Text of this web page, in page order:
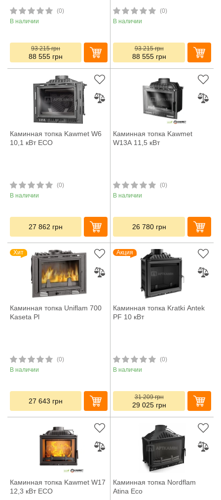
(0)
В наличии
93 215грн
88 555 грн
(0)
В наличии
93 215грн
88 555 грн
Каминная топка Kawmet W6
10,1 кВт ECO
(0)
В наличии
27 862 грн
Каминная топка Kawmet
W13A 11,5 кВт
(0)
В наличии
26 780 грн
Хит
Каминная топка Uniflam 700
Kaseta Pl
(0)
В наличии
27 643 грн
Акция
Каминная топка Kratki Antek
PF 10 кВт
(0)
В наличии
31 209грн
29 025 грн
Каминная топка Kawmet W17
12,3 кВт ECO
Каминная топка Nordflam
Atina Eco